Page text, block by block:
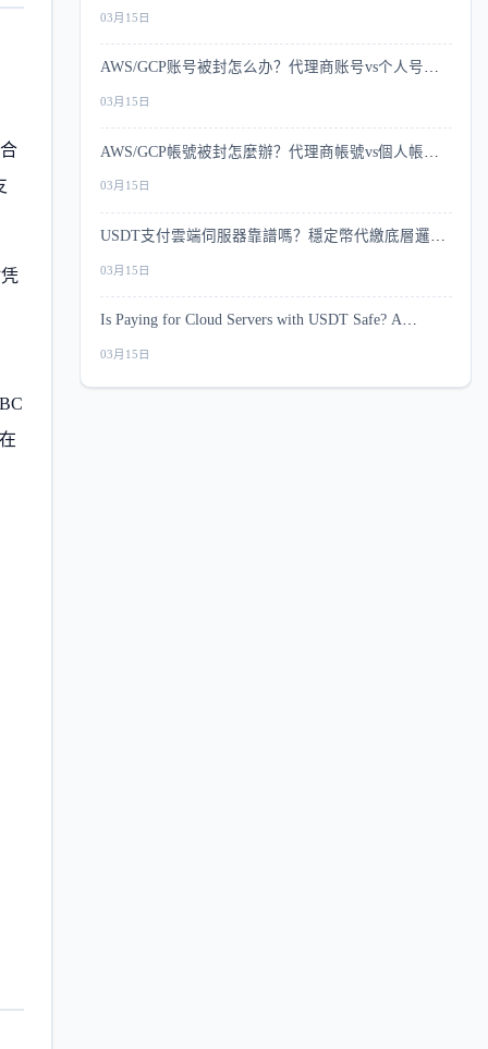
03月15日
AWS/GCP账号被封怎么办？代理商账号vs个人号风
03月15日
AWS/GCP帳號被封怎麼辦？代理商帳號vs個人帳號
03月15日
USDT支付雲端伺服器靠譜嗎？穩定幣代繳底層邏輯
03月15日
Is Paying for Cloud Servers with USDT Safe? A
03月15日